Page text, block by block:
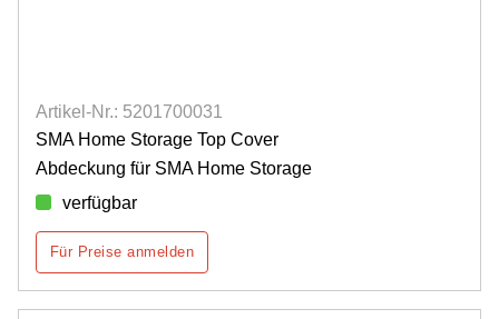
Artikel-Nr.: 5201700031
SMA Home Storage Top Cover
Abdeckung für SMA Home Storage
verfügbar
Für Preise anmelden